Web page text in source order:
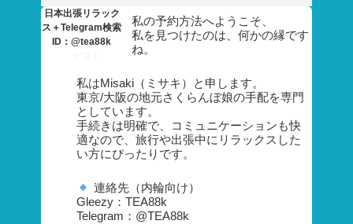
日本出張リラック
ス＋Telegram検索
ID：@tea88k
私の予約方法へようこそ、
私を見つけたのは、何かの縁です
ね。
私はMisaki（ミサキ）と申します。
東京/大阪の地元さくらんぼ娘の手配を専門
としています。
手続きは明確で、コミュニケーションも快
適なので、旅行や出張中にリラックスした
い方にぴったりです。
連絡先（内輪向け）
Gleezy：TEA88k
Telegram：@TEA88k